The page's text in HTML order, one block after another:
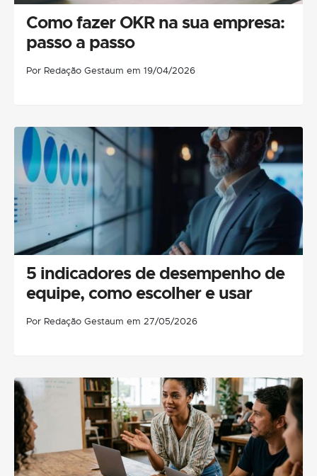
Como fazer OKR na sua empresa:
passo a passo
Por Redação Gestaum em 19/04/2026
5 indicadores de desempenho de
equipe, como escolher e usar
Por Redação Gestaum em 27/05/2026